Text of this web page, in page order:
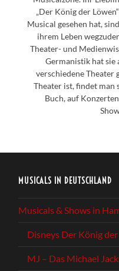
„Der König der
Musical gesehen hat,
ihrem Leben
Theater- und
Germanistik hat sie
verschiedene Theater
Theater ist, findet man
Buch, auf
MUSICALS IN DEUTSCHLAND
Musicals & Shows in
Disneys Der König
MJ – Das Michael